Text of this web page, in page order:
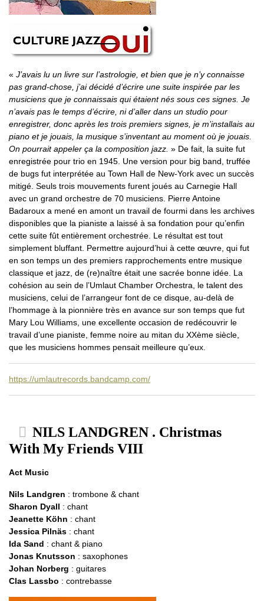
« J’avais lu un livre sur l’astrologie, et bien que je n’y connaisse
pas grand-chose, j’ai décidé d’écrire une suite inspirée par les
musiciens que je connaissais qui étaient nés sous ces signes. Je
n’avais pas le temps d’écrire, ni d’aller dans un studio pour
enregistrer, donc après les trois premiers signes, je m’installais au
piano et je jouais, la musique s’inventant au moment où je jouais.
On pourrait appeler ça la composition jazz. » De fait, la suite fut
enregistrée pour trio en 1945. Une version pour big band, truffée
de bugs fut interprétée au Town Hall de New-York avec un succès
mitigé. Seuls trois mouvements furent joués au Carnegie Hall
avec un grand orchestre de 70 musiciens. Pierre Antoine
Badaroux a mené en amont un travail de fourmi dans les archives
disponibles que la pianiste a laissé à sa fondation pour qu’enfin
cette suite fût entièrement orchestrée. Le résultat est tout
simplement bluffant. Permettre aujourd’hui à cette œuvre, qui fut
en son temps un des premiers rapprochements entre musique
classique et jazz, de (re)naître était une sacrée bonne idée. La
cohésion au sein de l’Umlaut Chamber Orchestra, le talent des
musiciens, celui de l’arrangeur font de ce disque, au-delà de
l’hommage à la pionnière très en avance sur son temps que fut
Mary Lou Williams, une excellente occasion de redécouvrir le
travail d’une pianiste, femme noire au mitan du XXème siècle,
que les musiciens hommes pensait meilleure qu’eux.
https://umlautrecords.bandcamp.com/
NILS LANDGREN . Christmas
With My Friends VIII
Act Music
Nils Landgren : trombone & chant
Sharon Dyall : chant
Jeanette Köhn : chant
Jessica Pilnäs : chant
Ida Sand : chant & piano
Jonas Knutsson : saxophones
Johan Norberg : guitares
Clas Lassbo : contrebasse